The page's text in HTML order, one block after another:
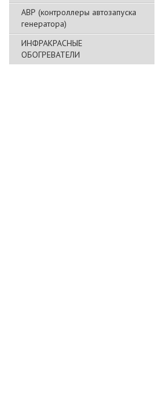
АВР (контроллеры автозапуска
генератора)
ИНФРАКРАСНЫЕ
ОБОГРЕВАТЕЛИ